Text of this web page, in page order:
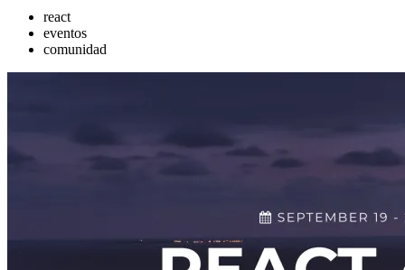
react
eventos
comunidad